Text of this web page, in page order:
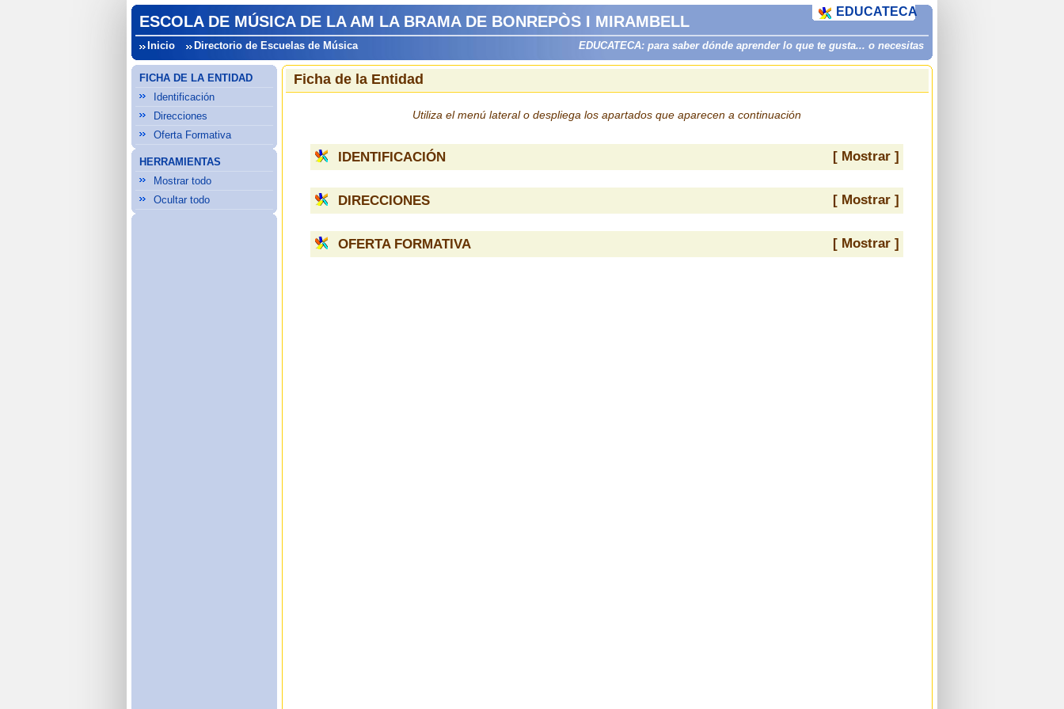
ESCOLA DE MÚSICA DE LA AM LA BRAMA DE BONREPÒS I MIRAMBELL
Inicio Directorio de Escuelas de Música EDUCATECA: para saber dónde aprender lo que te gusta... o necesitas
EDUCATECA
FICHA DE LA ENTIDAD
Identificación
Direcciones
Oferta Formativa
HERRAMIENTAS
Mostrar todo
Ocultar todo
Ficha de la Entidad
Utiliza el menú lateral o despliega los apartados que aparecen a continuación
IDENTIFICACIÓN [ Mostrar ]
DIRECCIONES [ Mostrar ]
OFERTA FORMATIVA [ Mostrar ]